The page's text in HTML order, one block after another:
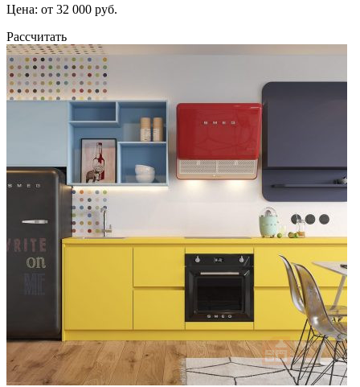
Цена: от 32 000 руб.
Рассчитать